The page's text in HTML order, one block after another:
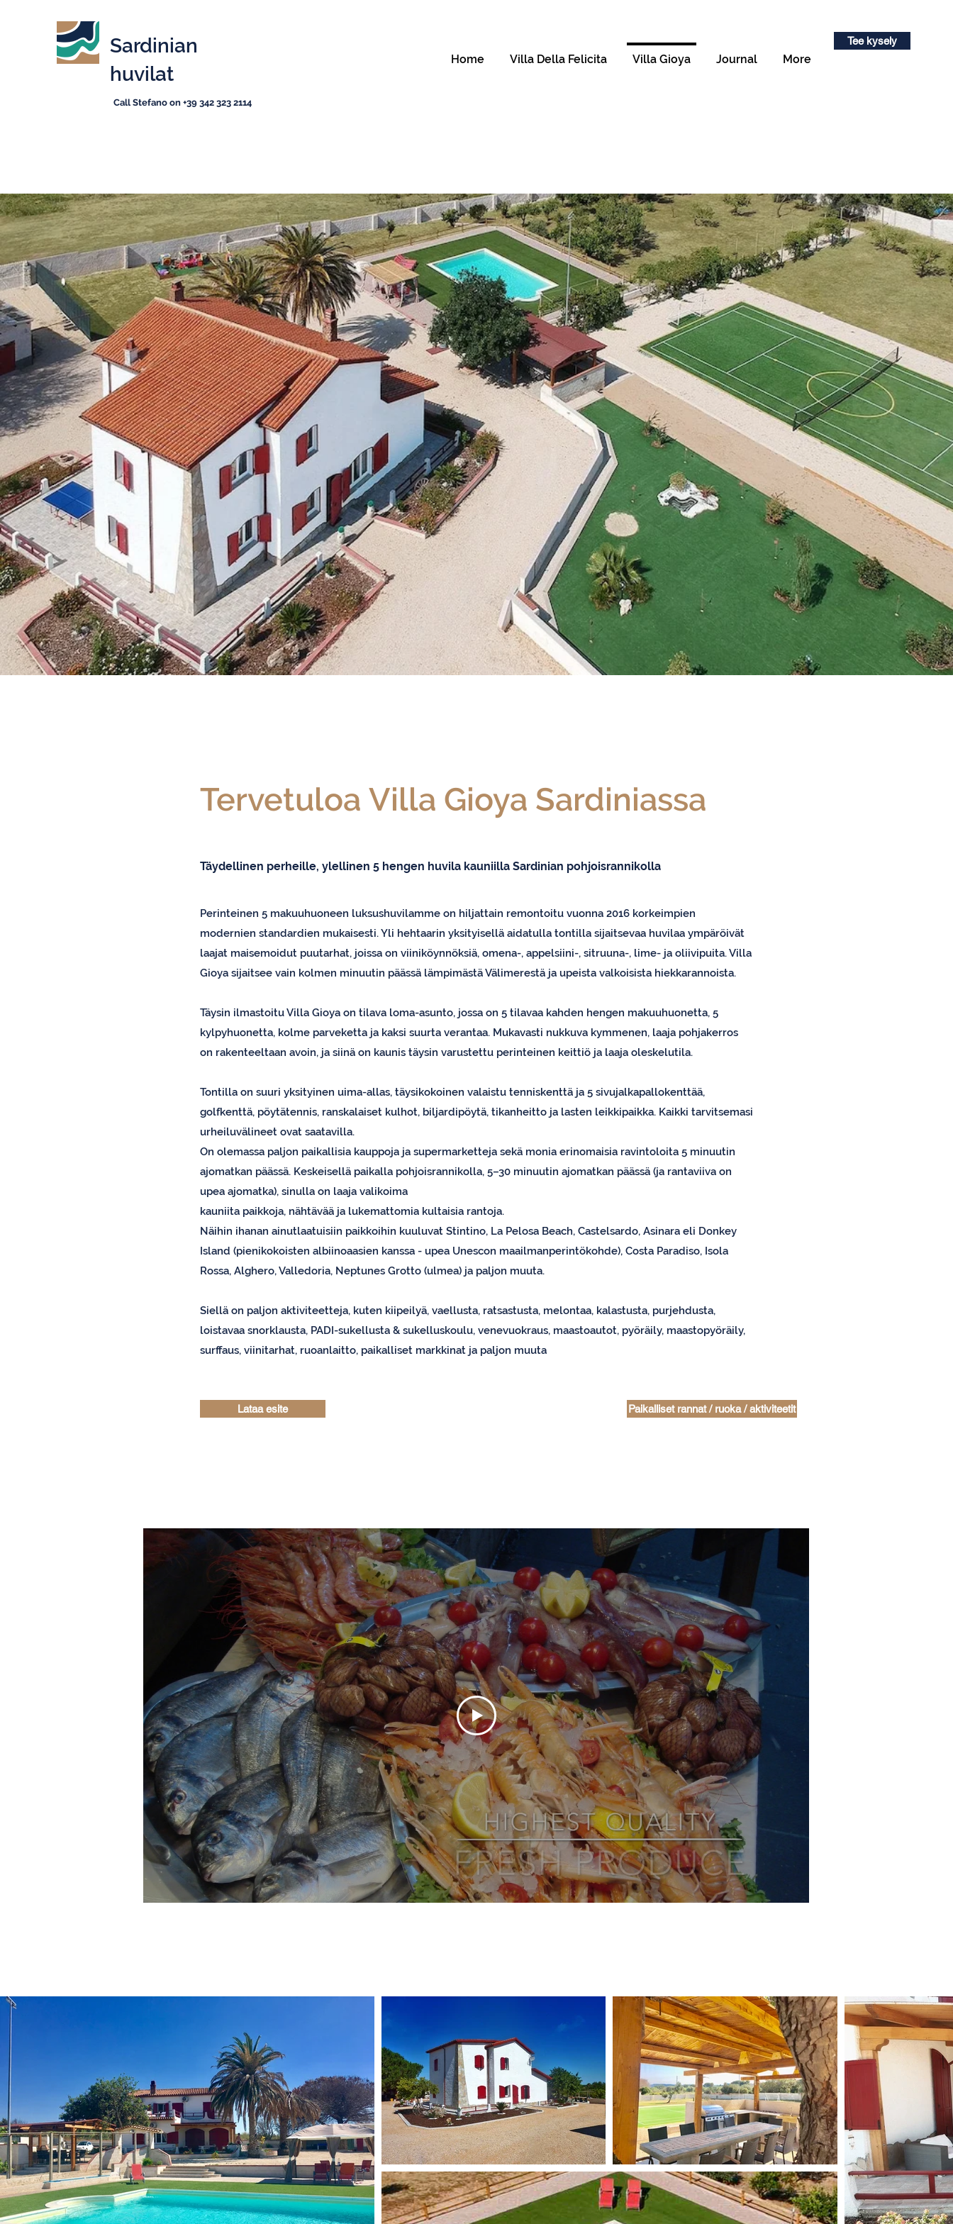
Sardinian
huvilat
Call Stefano on +39 342 323 2114
Home Villa Della Felicita Villa Gioya Journal More
Tee kysely
Tervetuloa Villa Gioya Sardiniassa
Täydellinen perheille, ylellinen 5 hengen huvila kauniilla Sardinian pohjoisrannikolla
Perinteinen 5 makuuhuoneen luksushuvilamme on hiljattain remontoitu vuonna 2016 korkeimpien
modernien standardien mukaisesti. Yli hehtaarin yksityisellä aidatulla tontilla sijaitsevaa huvilaa ympäröivät
laajat maisemoidut puutarhat, joissa on viiniköynnöksiä, omena-, appelsiini-, sitruuna-, lime- ja oliivipuita. Villa
Gioya sijaitsee vain kolmen minuutin päässä lämpimästä Välimerestä ja upeista valkoisista hiekkarannoista.
Täysin ilmastoitu Villa Gioya on tilava loma-asunto, jossa on 5 tilavaa kahden hengen makuuhuonetta, 5
kylpyhuonetta, kolme parveketta ja kaksi suurta verantaa. Mukavasti nukkuva kymmenen, laaja pohjakerros
on rakenteeltaan avoin, ja siinä on kaunis täysin varustettu perinteinen keittiö ja laaja oleskelutila.
Tontilla on suuri yksityinen uima-allas, täysikokoinen valaistu tenniskenttä ja 5 sivujalkapallokenttää,
golfkenttä, pöytätennis, ranskalaiset kulhot, biljardipöytä, tikanheitto ja lasten leikkipaikka. Kaikki tarvitsemasi
urheiluvälineet ovat saatavilla.
On olemassa paljon paikallisia kauppoja ja supermarketteja sekä monia erinomaisia ravintoloita 5 minuutin
ajomatkan päässä. Keskeisellä paikalla pohjoisrannikolla, 5–30 minuutin ajomatkan päässä (ja rantaviiva on
upea ajomatka), sinulla on laaja valikoima
kauniita paikkoja, nähtävää ja lukemattomia kultaisia rantoja.
Näihin ihanan ainutlaatuisiin paikkoihin kuuluvat Stintino, La Pelosa Beach, Castelsardo, Asinara eli Donkey
Island (pienikokoisten albiinoaasien kanssa - upea Unescon maailmanperintökohde), Costa Paradiso, Isola
Rossa, Alghero, Valledoria, Neptunes Grotto (ulmea) ja paljon muuta.
Siellä on paljon aktiviteetteja, kuten kiipeilyä, vaellusta, ratsastusta, melontaa, kalastusta, purjehdusta,
loistavaa snorklausta, PADI-sukellusta & sukelluskoulu, venevuokraus, maastoautot, pyöräily, maastopyöräily,
surffaus, viinitarhat, ruoanlaitto, paikalliset markkinat ja paljon muuta
Lataa esite Paikalliset rannat / ruoka / aktiviteetit